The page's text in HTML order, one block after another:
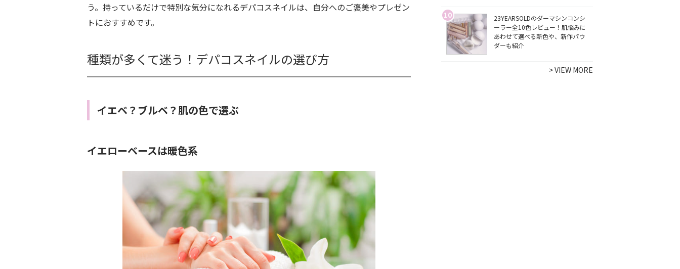
う。持っているだけで特別な気分になれるデパコスネイルは、自分へのご褒美やプレゼン
トにおすすめです。
種類が多くて迷う！デパコスネイルの選び方
イエベ？ブルベ？肌の色で選ぶ
イエローベースは暖色系
10
23YEARSOLDのダーマシンコンシ
ーラー全10色レビュー！肌悩みに
あわせて選べる新色や、新作パウ
ダーも紹介
>VIEW MORE